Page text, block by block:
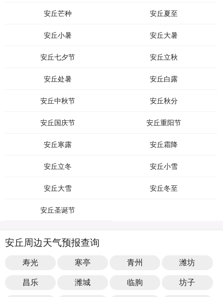
安丘芒种 安丘夏至
安丘小暑 安丘大暑
安丘七夕节 安丘立秋
安丘处暑 安丘白露
安丘中秋节 安丘秋分
安丘国庆节 安丘重阳节
安丘寒露 安丘霜降
安丘立冬 安丘小雪
安丘大雪 安丘冬至
安丘圣诞节
安丘周边天气预报查询
寿光 寒亭 青州 潍坊
昌乐 潍城 临朐 坊子